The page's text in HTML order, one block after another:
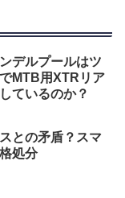
デルプールはツ
MTB用XTRリア
ているのか？
との矛盾？スマ
処分